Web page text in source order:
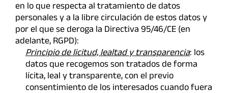
en lo que respecta al tratamiento de datos
personales y a la libre circulación de estos datos y
por el que se deroga la Directiva 95/46/CE (en
adelante, RGPD):
Principio de licitud, lealtad y transparencia: los
datos que recogemos son tratados de forma
lícita, leal y transparente, con el previo
consentimiento de los interesados cuando fuera